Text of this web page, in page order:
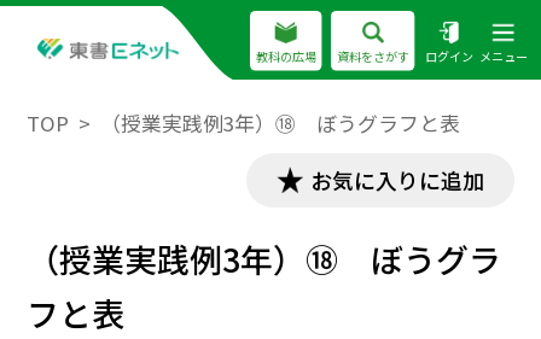
教科の広場 資料をさがす ログイン メニュー
TOP （授業実践例3年）⑱ ぼうグラフと表
お気に入りに追加
（授業実践例3年）⑱ ぼうグラ
フと表